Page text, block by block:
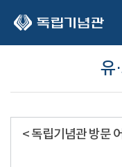
유
< 독립기념관 방문